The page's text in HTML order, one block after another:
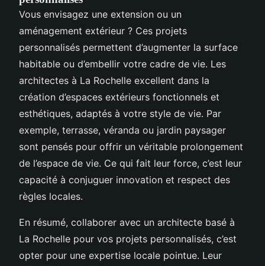
Vous envisagez une extension ou un
aménagement extérieur ? Ces projets
personnalisés permettent d’augmenter la surface
habitable ou d’embellir votre cadre de vie. Les
architectes à La Rochelle excellent dans la
création d’espaces extérieurs fonctionnels et
esthétiques, adaptés à votre style de vie. Par
exemple, terrasse, véranda ou jardin paysager
sont pensés pour offrir un véritable prolongement
de l’espace de vie. Ce qui fait leur force, c’est leur
capacité à conjuguer innovation et respect des
règles locales.
En résumé, collaborer avec un architecte basé à
La Rochelle pour vos projets personnalisés, c’est
opter pour une expertise locale pointue. Leur